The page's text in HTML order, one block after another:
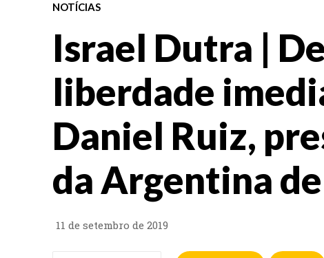
NOTÍCIAS
Israel Dutra |
liberdade
Daniel Ruiz,
da Argentina
11 de setembro de 2019